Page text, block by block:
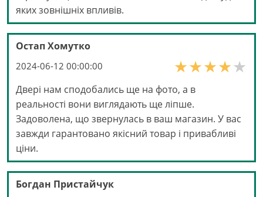
яких зовнішніх впливів.
Остап Хомутко
2024-06-12 00:00:00
Двері нам сподобались ще на фото, а в
реальності вони виглядають ще ліпше.
Задоволена, що звернулась в ваш магазин. У вас
завжди гарантовано якісний товар і привабливі
ціни.
Богдан Пристайчук